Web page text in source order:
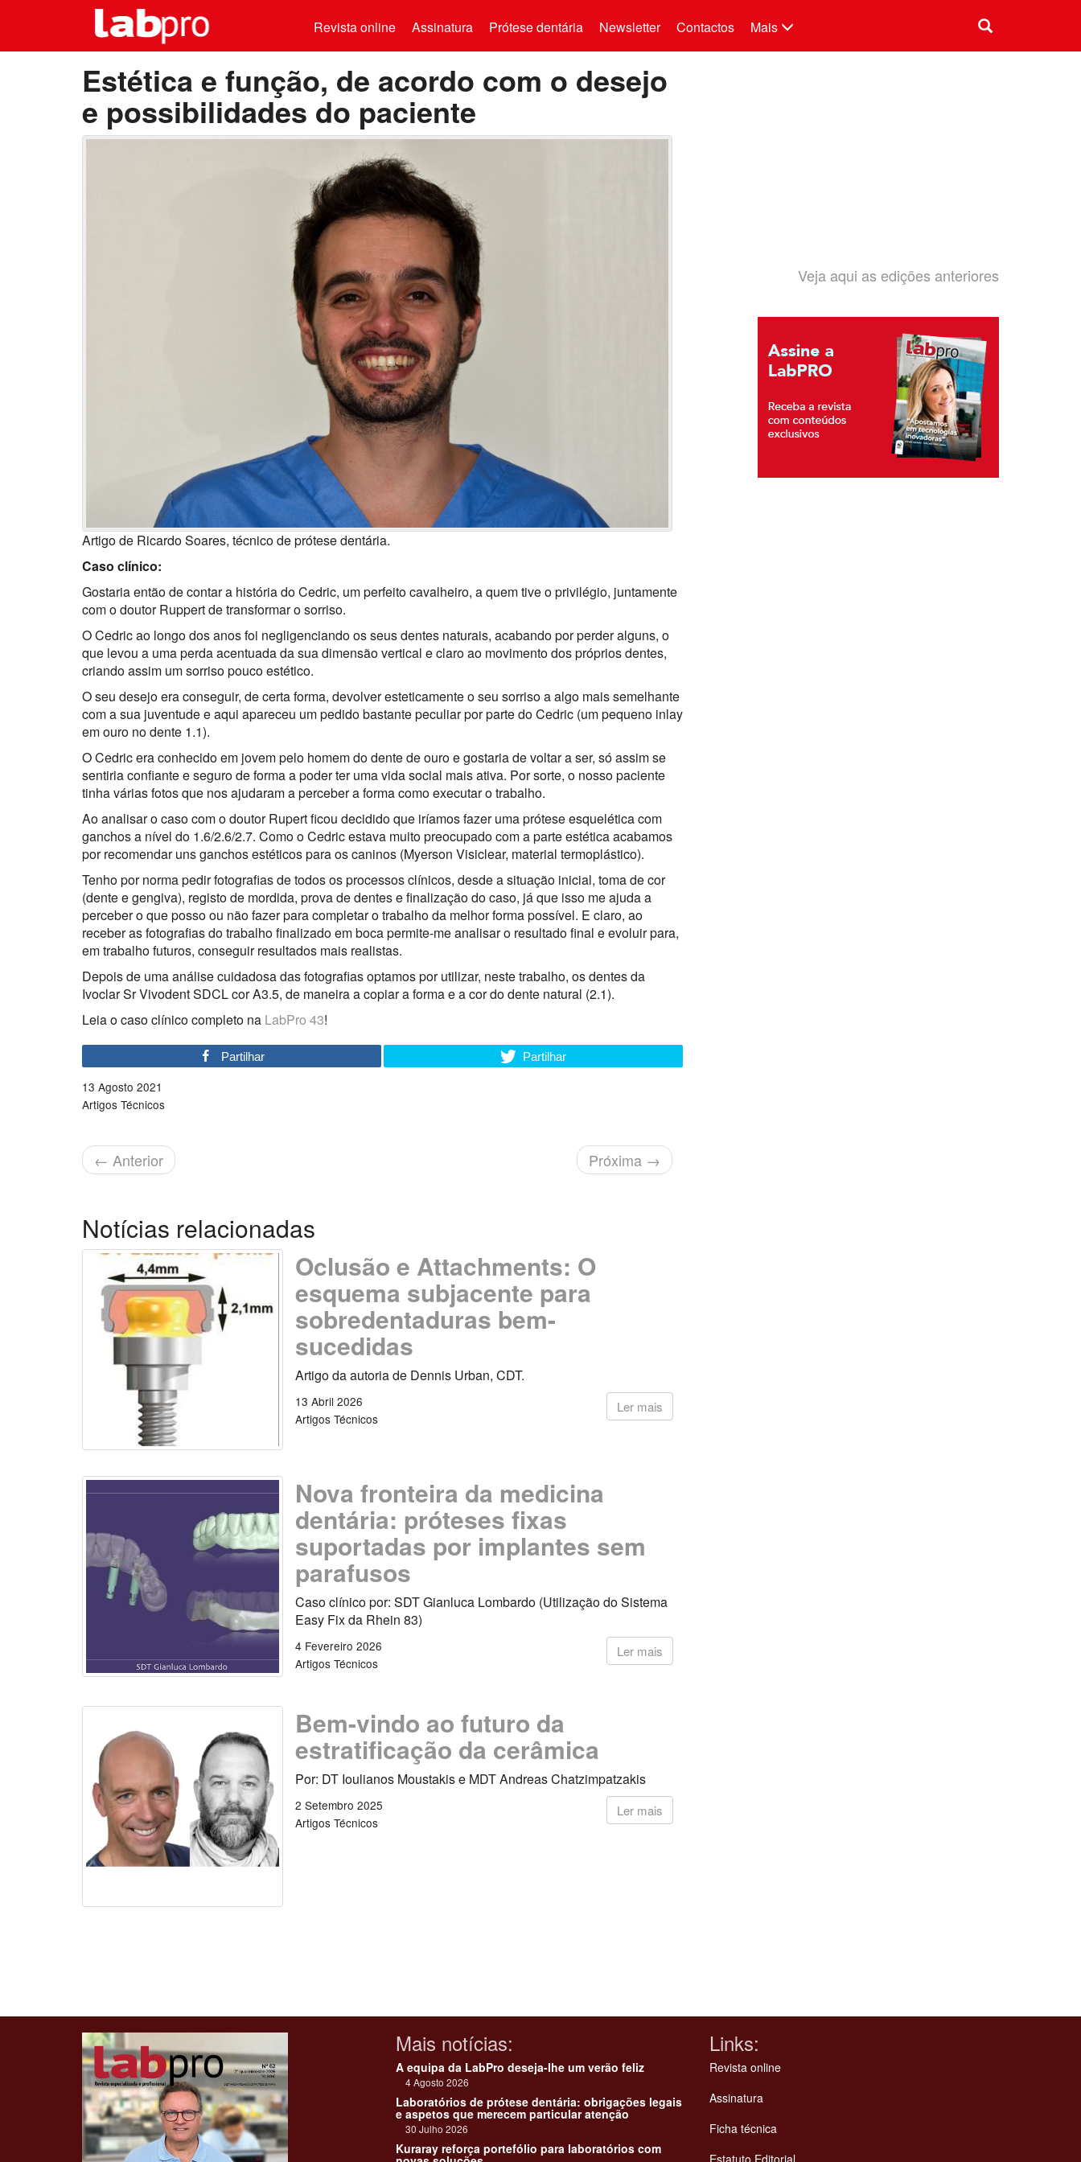
Mais
Revista online Assinatura Prótese dentária Newsletter Contactos
Estética e função, de acordo com o desejo
e possibilidades do paciente
Artigo de Ricardo Soares, técnico de prótese dentária.
Caso clínico:
Gostaria então de contar a história do Cedric, um perfeito cavalheiro, a quem tive o privilégio, juntamente
com o doutor Ruppert de transformar o sorriso.
O Cedric ao longo dos anos foi negligenciando os seus dentes naturais, acabando por perder alguns, o
que levou a uma perda acentuada da sua dimensão vertical e claro ao movimento dos próprios dentes,
criando assim um sorriso pouco estético.
O seu desejo era conseguir, de certa forma, devolver esteticamente o seu sorriso a algo mais semelhante
com a sua juventude e aqui apareceu um pedido bastante peculiar por parte do Cedric (um pequeno inlay
em ouro no dente 1.1).
O Cedric era conhecido em jovem pelo homem do dente de ouro e gostaria de voltar a ser, só assim se
sentiria confiante e seguro de forma a poder ter uma vida social mais ativa. Por sorte, o nosso paciente
tinha várias fotos que nos ajudaram a perceber a forma como executar o trabalho.
Ao analisar o caso com o doutor Rupert ficou decidido que iríamos fazer uma prótese esquelética com
ganchos a nível do 1.6/2.6/2.7. Como o Cedric estava muito preocupado com a parte estética acabamos
por recomendar uns ganchos estéticos para os caninos (Myerson Visiclear, material termoplástico).
Tenho por norma pedir fotografias de todos os processos clínicos, desde a situação inicial, toma de cor
(dente e gengiva), registo de mordida, prova de dentes e finalização do caso, já que isso me ajuda a
perceber o que posso ou não fazer para completar o trabalho da melhor forma possível. E claro, ao
receber as fotografias do trabalho finalizado em boca permite-me analisar o resultado final e evoluir para,
em trabalho futuros, conseguir resultados mais realistas.
Depois de uma análise cuidadosa das fotografias optamos por utilizar, neste trabalho, os dentes da
Ivoclar Sr Vivodent SDCL cor A3.5, de maneira a copiar a forma e a cor do dente natural (2.1).
Leia o caso clínico completo na LabPro 43!
Partilhar Partilhar
13 Agosto 2021
Artigos Técnicos
← Anterior Próxima →
Veja aqui as edições anteriores
Notícias relacionadas
Oclusão e Attachments: O
esquema subjacente para
sobredentaduras bem-
sucedidas
Artigo da autoria de Dennis Urban, CDT.
Ler mais
13 Abril 2026
Artigos Técnicos
Nova fronteira da medicina
dentária: próteses fixas
suportadas por implantes sem
parafusos
Caso clínico por: SDT Gianluca Lombardo (Utilização do Sistema
Easy Fix da Rhein 83)
Ler mais
4 Fevereiro 2026
Artigos Técnicos
Bem-vindo ao futuro da
estratificação da cerâmica
Por: DT Ioulianos Moustakis e MDT Andreas Chatzimpatzakis
Ler mais
2 Setembro 2025
Artigos Técnicos
Mais notícias:
A equipa da LabPro deseja-lhe um verão feliz
4 Agosto 2026
Laboratórios de prótese dentária: obrigações legais
e aspetos que merecem particular atenção
30 Julho 2026
Kuraray reforça portefólio para laboratórios com
Links:
Revista online
Assinatura
Ficha técnica
Estatuto Editorial